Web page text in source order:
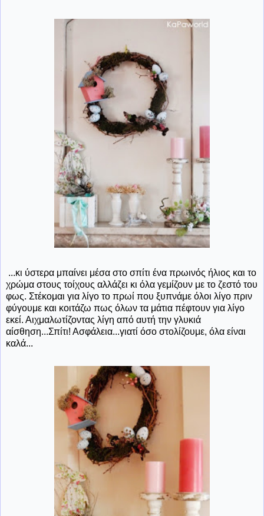
...κι ύστερα μπαίνει μέσα στο σπίτι ένα πρωινός ήλιος και το
χρώμα στους τοίχους αλλάζει κι όλα γεμίζουν με το ζεστό του
φως. Στέκομαι για λίγο το πρωί που ξυπνάμε όλοι λίγο πριν
φύγουμε και κοιτάζω πως όλων τα μάτια πέφτουν για λίγο
εκεί. Αιχμαλωτίζοντας λίγη από αυτή την γλυκιά
αίσθηση...Σπίτι! Ασφάλεια...γιατί όσο στολίζουμε, όλα είναι
καλά...